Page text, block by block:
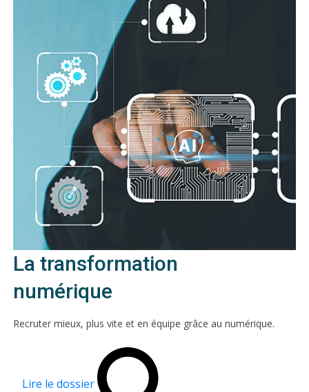
La transformation
numérique
Recruter mieux, plus vite et en équipe grâce au numérique.
Lire le dossier